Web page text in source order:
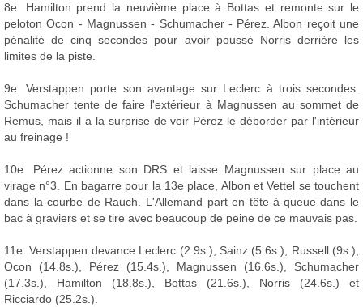
8e: Hamilton prend la neuvième place à Bottas et remonte sur le
peloton Ocon - Magnussen - Schumacher - Pérez. Albon reçoit une
pénalité de cinq secondes pour avoir poussé Norris derrière les
limites de la piste.
9e: Verstappen porte son avantage sur Leclerc à trois secondes.
Schumacher tente de faire l'extérieur à Magnussen au sommet de
Remus, mais il a la surprise de voir Pérez le déborder par l'intérieur
au freinage !
10e: Pérez actionne son DRS et laisse Magnussen sur place au
virage n°3. En bagarre pour la 13e place, Albon et Vettel se touchent
dans la courbe de Rauch. L'Allemand part en tête-à-queue dans le
bac à graviers et se tire avec beaucoup de peine de ce mauvais pas.
11e: Verstappen devance Leclerc (2.9s.), Sainz (5.6s.), Russell (9s.),
Ocon (14.8s.), Pérez (15.4s.), Magnussen (16.6s.), Schumacher
(17.3s.), Hamilton (18.8s.), Bottas (21.6s.), Norris (24.6s.) et
Ricciardo (25.2s.).